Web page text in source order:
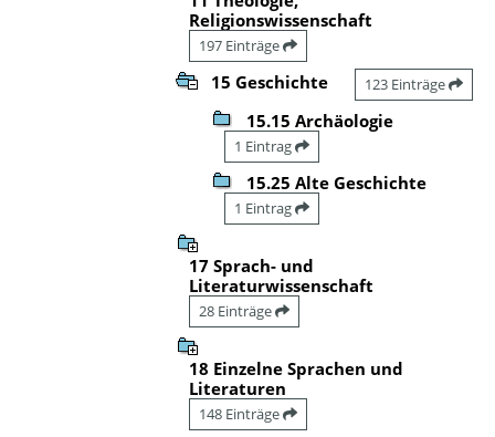
Religionswissenschaft
197 Einträge
15 Geschichte 123 Einträge
15.15 Archäologie
1 Eintrag
15.25 Alte Geschichte
1 Eintrag
17 Sprach- und
Literaturwissenschaft
28 Einträge
18 Einzelne Sprachen und
Literaturen
148 Einträge